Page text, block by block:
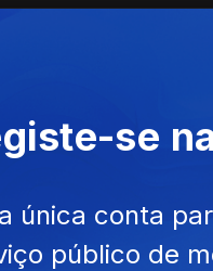
se
única conta
público de